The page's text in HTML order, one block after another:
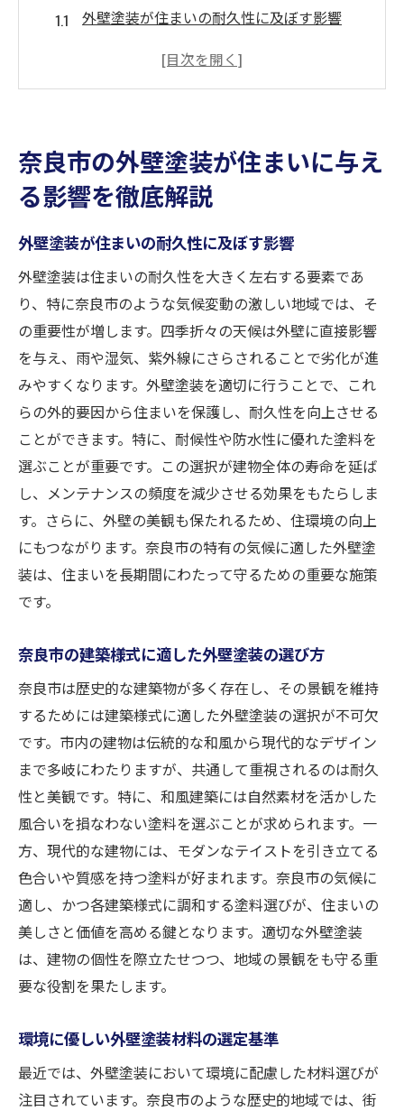
外壁塗装が住まいの耐久性に及ぼす影響
奈良市の建築様式に適した外壁塗装の選び
性
実際の施工事例から学ぶ奈良市の外壁塗装
ンド
外壁塗装で奈良市の歴史的景観を守る重要性
伝統的な町並みを活かす外壁塗装のアプロ
ーチ
文化財保護と外壁塗装の調和を考える
外壁塗装による景観保護の法的側面
奈良市の景観ガイドラインに沿った塗装方
法
住民との協力で実現する景観保全活動
外壁塗装が観光振興に寄与する理由
奈良市の気候に適した外壁塗装で耐久性を向上
させる方法
塗装の種類別に見る耐久性の比較分析
気候変動を見据えた未来の外壁塗装
リスクを最小限にする外壁塗装メンテナン
ス
美観と安全性を両立する奈良市での外壁塗装の
ポイント
色彩選びで演出する外壁の美しさ
安全性を確保するための塗装材選び
耐震性を高めるための外壁塗装技術
雨漏りを防ぐ外壁塗装の重要性
外壁塗装で叶える快適な住空間
奈良市の住まいを美しく保つ外壁塗装の秘訣
塗装前の下地処理がもたらす美しさ
奈良市の外壁塗装が住まいに与え
る影響を徹底解説
外壁塗装が住まいの耐久性に及ぼす影響
外壁塗装は住まいの耐久性を大きく左右する要素であ
り、特に奈良市のような気候変動の激しい地域では、そ
の重要性が増します。四季折々の天候は外壁に直接影響
を与え、雨や湿気、紫外線にさらされることで劣化が進
みやすくなります。外壁塗装を適切に行うことで、これ
らの外的要因から住まいを保護し、耐久性を向上させる
ことができます。特に、耐候性や防水性に優れた塗料を
選ぶことが重要です。この選択が建物全体の寿命を延ば
し、メンテナンスの頻度を減少させる効果をもたらしま
す。さらに、外壁の美観も保たれるため、住環境の向上
にもつながります。奈良市の特有の気候に適した外壁塗
装は、住まいを長期間にわたって守るための重要な施策
です。
奈良市の建築様式に適した外壁塗装の選び方
奈良市は歴史的な建築物が多く存在し、その景観を維持
するためには建築様式に適した外壁塗装の選択が不可欠
です。市内の建物は伝統的な和風から現代的なデザイン
まで多岐にわたりますが、共通して重視されるのは耐久
性と美観です。特に、和風建築には自然素材を活かした
風合いを損なわない塗料を選ぶことが求められます。一
方、現代的な建物には、モダンなテイストを引き立てる
色合いや質感を持つ塗料が好まれます。奈良市の気候に
適し、かつ各建築様式に調和する塗料選びが、住まいの
美しさと価値を高める鍵となります。適切な外壁塗装
は、建物の個性を際立たせつつ、地域の景観をも守る重
要な役割を果たします。
環境に優しい外壁塗装材料の選定基準
最近では、外壁塗装において環境に配慮した材料選びが
注目されています。奈良市のような歴史的地域では、街